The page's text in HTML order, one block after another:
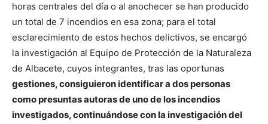
horas centrales del día o al anochecer se han producido
un total de 7 incendios en esa zona; para el total
esclarecimiento de estos hechos delictivos, se encargó
la investigación al Equipo de Protección de la Naturaleza
de Albacete, cuyos integrantes, tras las oportunas
gestiones, consiguieron identificar a dos personas
como presuntas autoras de uno de los incendios
investigados, continuándose con la investigación del